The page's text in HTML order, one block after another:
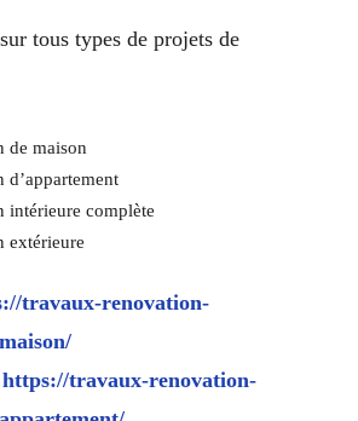
tous types de projets de
de maison
d’appartement
intérieure complète
extérieure
travaux-renovation-
https://travaux-renovation-